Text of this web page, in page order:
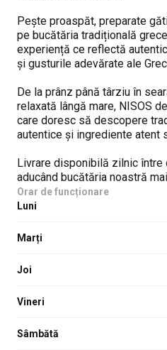
Pește proaspăt, preparate
pe bucătăria tradițională
experiență ce reflectă
și gusturile adevărate ale
De la prânz până târziu în
relaxată lângă mare, NISOS
care doresc să descopere
autentice și ingrediente atent
Livrare disponibilă zilnic între
aducând bucătăria noastră
Orar de funcționare
Luni
Marți
Joi
Vineri
Sâmbătă